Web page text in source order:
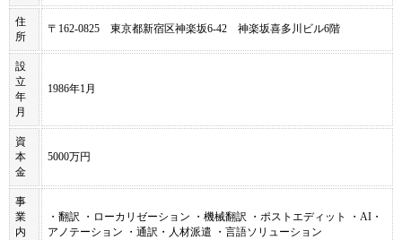
住
所
〒162-0825 東京都新宿区神楽坂6-42 神楽坂喜多川ビル6階
設
立
年
月
1986年1月
資
本
金
5000万円
事
業
内
・翻訳 ・ローカリゼーション ・機械翻訳 ・ポストエディット ・AI・
アノテーション ・通訳・人材派遣 ・言語ソリューション